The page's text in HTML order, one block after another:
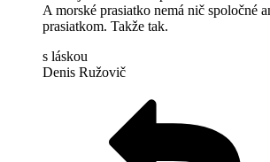
A morské prasiatko nemá nič spoločné
prasiatkom. Takže tak.
s láskou
Denis Ružovič